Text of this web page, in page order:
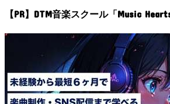
【PR】DTM音楽スクール「Music